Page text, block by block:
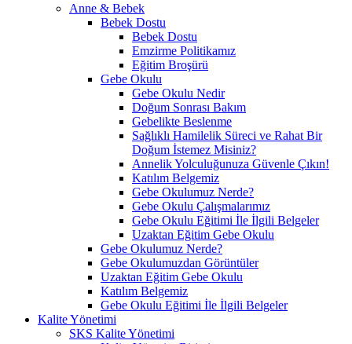
Anne & Bebek
Bebek Dostu
Bebek Dostu
Emzirme Politikamız
Eğitim Broşürü
Gebe Okulu
Gebe Okulu Nedir
Doğum Sonrası Bakım
Gebelikte Beslenme
Sağlıklı Hamilelik Süreci ve Rahat Bir
Doğum İstemez Misiniz?
Annelik Yolculuğunuza Güvenle Çıkın!
Katılım Belgemiz
Gebe Okulumuz Nerde?
Gebe Okulu Çalışmalarımız
Gebe Okulu Eğitimi İle İlgili Belgeler
Uzaktan Eğitim Gebe Okulu
Gebe Okulumuz Nerde?
Gebe Okulumuzdan Görüntüler
Uzaktan Eğitim Gebe Okulu
Katılım Belgemiz
Gebe Okulu Eğitimi İle İlgili Belgeler
Kalite Yönetimi
SKS Kalite Yönetimi